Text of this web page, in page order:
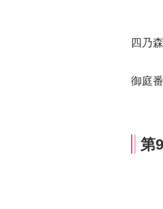
四乃
御庭
第